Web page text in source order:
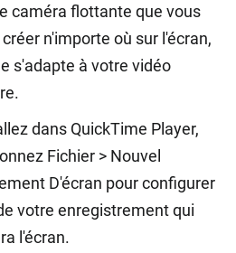
caméra flottante que vous
n'importe où sur l'écran,
s'adapte à votre vidéo
dans QuickTime Player,
Fichier > Nouvel
D'écran pour configurer
votre enregistrement qui
l'écran.